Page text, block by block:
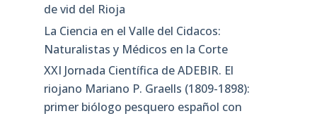
de vid del Rioja
La Ciencia en el Valle del Cidacos:
Naturalistas y Médicos en la Corte
XXI Jornada Científica de ADEBIR. El
riojano Mariano P. Graells (1809-1898):
primer biólogo pesquero español con